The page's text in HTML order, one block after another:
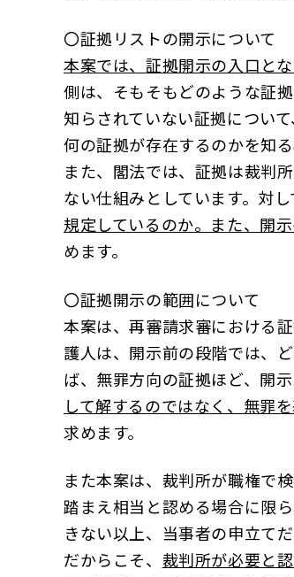
〇証拠リストの開示について
本案では、証拠開示の入口と
側は、そもそもどのような証
知らされていない証拠につい
何の証拠が存在するのかを知
また、閣法では、証拠は裁判
ない仕組みとしています。対し
規定しているのか。また、開
めます。
〇証拠開示の範囲について
本案は、再審請求審における
護人は、開示前の段階では、
ば、無罪方向の証拠ほど、開
して解するのではなく、無罪
求めます。
また本案は、裁判所が職権で
踏まえ相当と認める場合に限
きない以上、当事者の申立て
だからこそ、 裁判所が必要と